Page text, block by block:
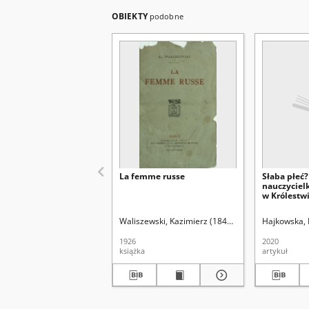
OBIEKTY podobne
La femme russe
Waliszewski, Kazimierz (1849-1935)
1926
książka
Słaba
w
Hajkowska,
2020
artykuł